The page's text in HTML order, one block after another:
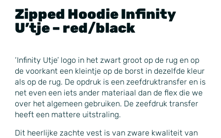
Zipped Hoodie Infinity
U’tje – red/black
‘Infinity Utje’ logo in het zwart groot op de rug en op
de voorkant een kleintje op de borst in dezelfde kleur
als op de rug. De opdruk is een zeefdruktransfer en is
net even een iets ander materiaal dan de flex die we
over het algemeen gebruiken. De zeefdruk transfer
heeft een mattere uitstraling.
Dit heerlijke zachte vest is van zware kwaliteit van